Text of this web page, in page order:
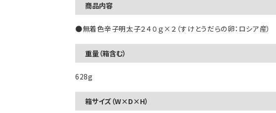
商品内容
●無着色辛子明太子​２４０ｇ×２（すけとうだらの​卵：ロシア産）
重量​（箱含む）
628g
箱サイズ​（W×D×H）